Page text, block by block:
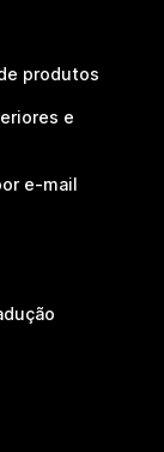
produtos
e
e-mail